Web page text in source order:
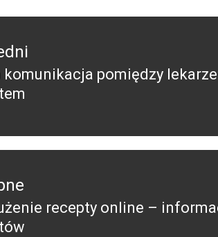
komunikacja pomiędzy
recepty online –